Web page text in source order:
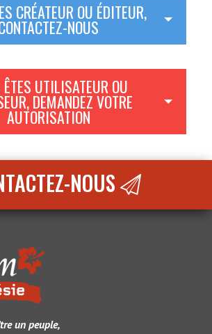
CRÉATEUR OU ÉDITEUR,
NOUS
UTILISATEUR OU
DEMANDEZ VOTRE
AUTORISATION
NOUS
un peuple,